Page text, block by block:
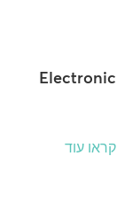
Electronic
קראו עוד